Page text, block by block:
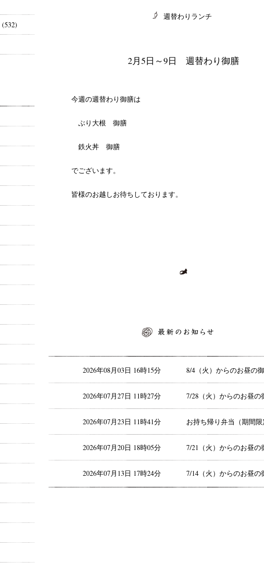
2月5日～9日 週替わり御膳
今週の週替わり御膳は
ぶり大根 御膳
鉄火丼 御膳
でございます。
皆様のお越しお待ちしております。
週替わりランチ
8/4（火）からのお昼の
2026年08月03日 16時15分
7/28（火）からのお昼の
2026年07月27日 11時27分
お持ち帰り弁当（期間限
2026年07月23日 11時41分
7/21（火）からのお昼の
2026年07月20日 18時05分
7/14（火）からのお昼の
2026年07月13日 17時24分
(532)